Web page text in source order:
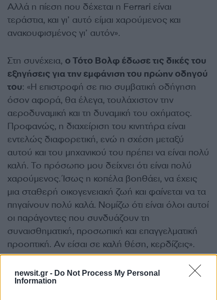
newsit.gr - Do Not Process My Personal
Information
Αλλά η πίεση που δέχεται η Ferrari είναι
τεράστια, και γι’ αυτό είμαι χαρούμενος και
ανακουφισμένος γι’ αυτόν».
Στη συνέχεια, ο Τότο Βολφ έδωσε τις δικές του
εξηγήσεις για την εμφάνιση του πρώην οδηγού
του: «Η επιστροφή σε πιο συμβατική οδήγηση
όσον αφορά, θα έλεγα, τουλάχιστον την
αεροδυναμική και τη δυναμική του οχήματος.
Προφανώς, η διαχείριση του κινητήρα είναι
εντελώς διαφορετική, ενώ η σχέση μεταξύ
αυτού και του μηχανικού του πρέπει να είναι πολύ
καλή. Το πρόσωπο μου δείχνει ότι είναι πολύ
χαρούμενος. Ίσως η κοπέλα βοηθάει, να έχεις
μια σταθερή οικογενειακή ζωή και φαίνεται να τα
πηγαίνουν πολύ καλά. Νομίζω ότι είναι όλοι αυτοί
οι παράγοντες που συνδυάζουν τη
συναισθηματική, προσωπική και επαγγελματική
προοπτική. Αν είσαι σε καλή θέση, κερδίζεις».